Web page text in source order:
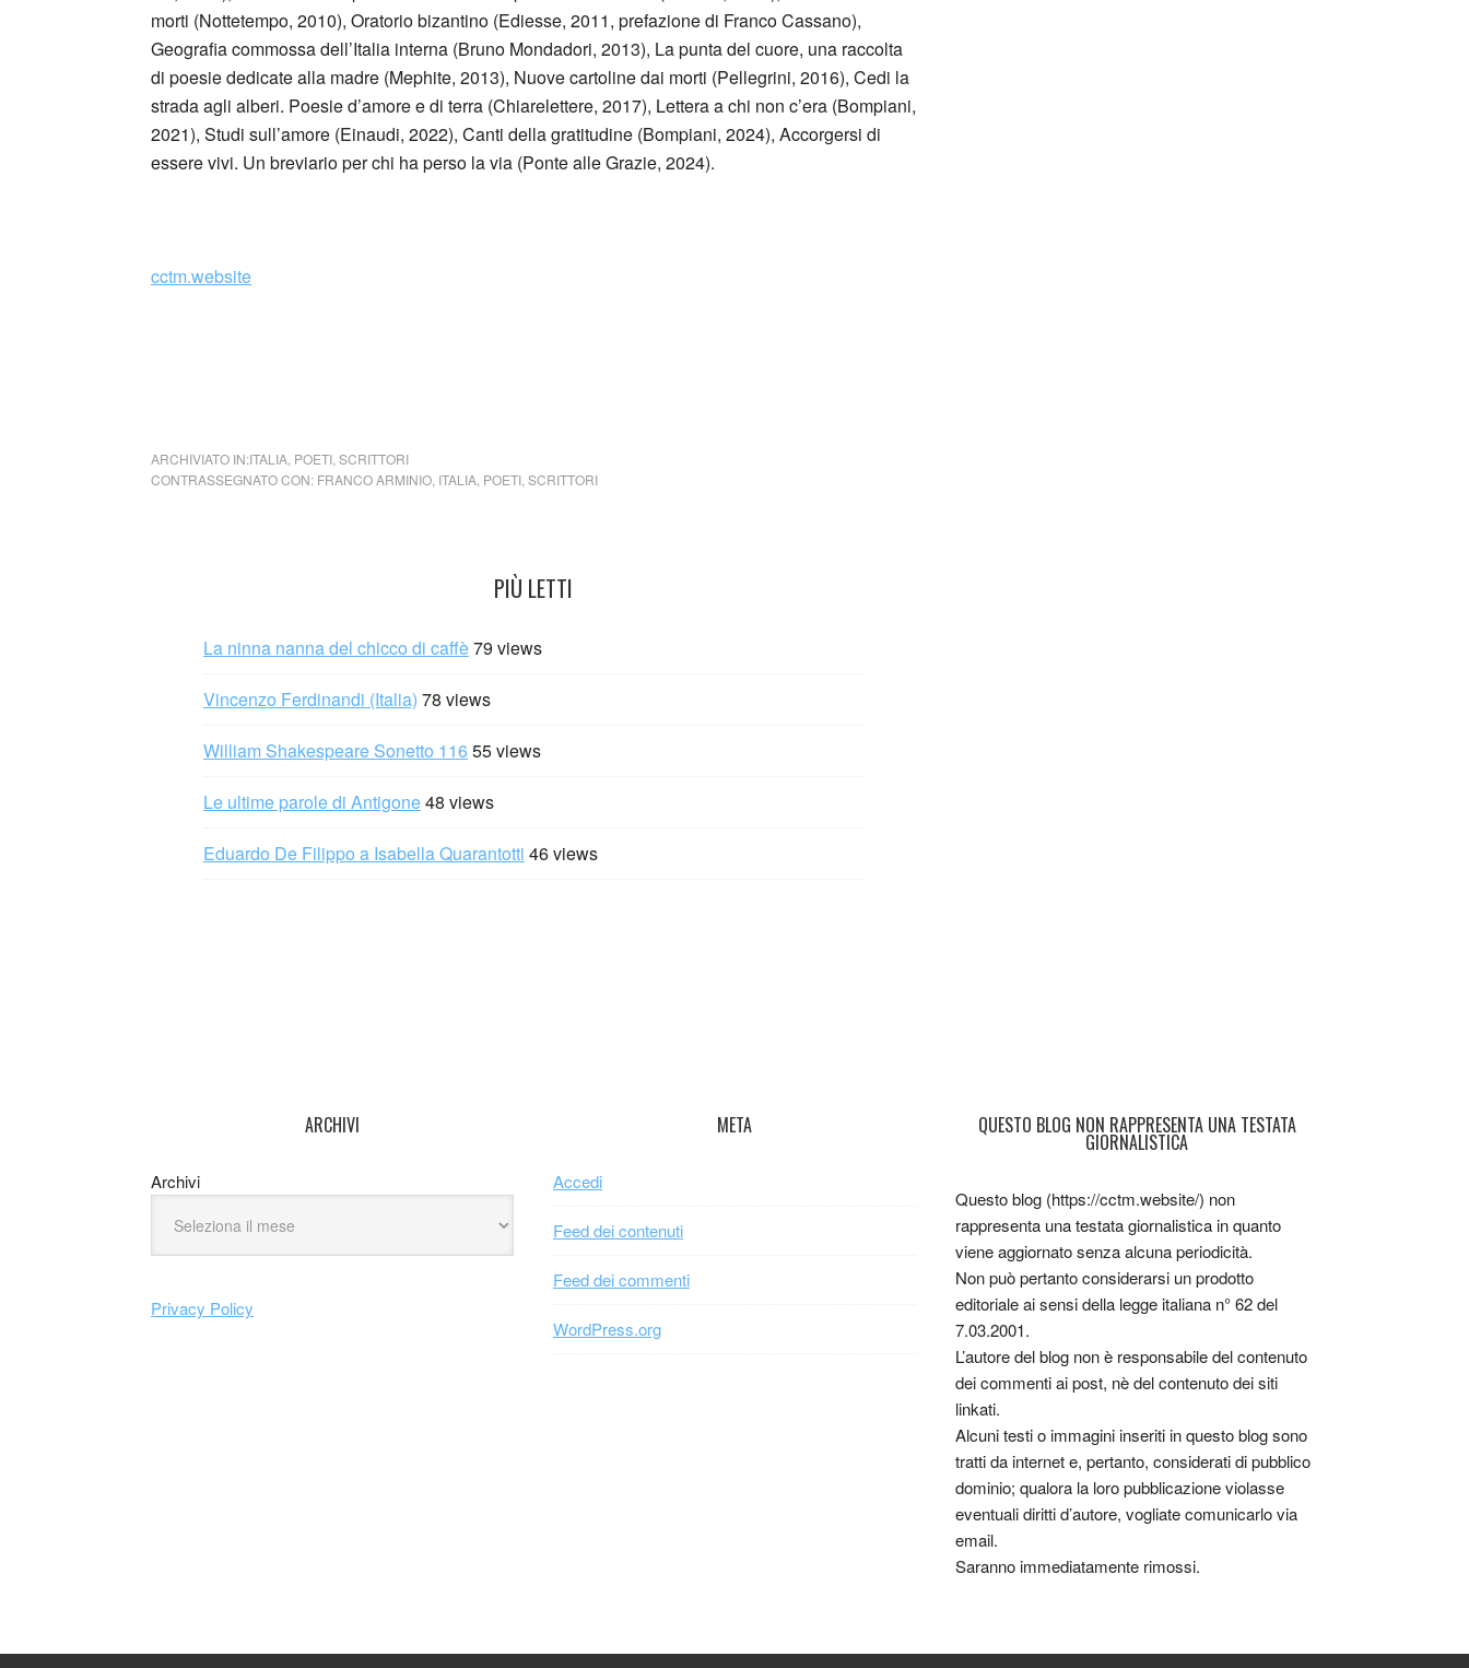
morti (Nottetempo, 2010), Oratorio bizantino (Ediesse, 2011, prefazione di Franco Cassano),
Geografia commossa dell’Italia interna (Bruno Mondadori, 2013), La punta del cuore, una raccolta
di poesie dedicate alla madre (Mephite, 2013), Nuove cartoline dai morti (Pellegrini, 2016), Cedi la
strada agli alberi. Poesie d’amore e di terra (Chiarelettere, 2017), Lettera a chi non c’era (Bompiani,
2021), Studi sull’amore (Einaudi, 2022), Canti della gratitudine (Bompiani, 2024), Accorgersi di
essere vivi. Un breviario per chi ha perso la via (Ponte alle Grazie, 2024).
cctm.website
ARCHIVIATO IN:ITALIA POETI SCRITTORI
CONTRASSEGNATO CON: FRANCO ARMINIO ITALIA POETI SCRITTORI
PIÙ LETTI
La ninna nanna del chicco di caffè79 views
Vincenzo Ferdinandi (Italia) 78 views
William Shakespeare Sonetto 11655 views
Le ultime parole di Antigone48 views
Eduardo De Filippo a Isabella Quarantotti 46 views
ARCHIVI
Archivi
Privacy Policy
META
Accedi
Feed dei contenuti
Feed dei commenti
WordPress.org
QUESTO BLOG NON RAPPRESENTA UNA TESTATA
GIORNALISTICA
Questo blog (https://cctm.website/) non
rappresenta una testata giornalistica in quanto
viene aggiornato senza alcuna periodicità.
Non può pertanto considerarsi un prodotto
editoriale ai sensi della legge italiana n° 62 del
7.03.2001.
L’autore del blog non è responsabile del contenuto
dei commenti ai post, nè del contenuto dei siti
linkati.
Alcuni testi o immagini inseriti in questo blog sono
tratti da internet e, pertanto, considerati di pubblico
dominio; qualora la loro pubblicazione violasse
eventuali diritti d’autore, vogliate comunicarlo via
email.
Saranno immediatamente rimossi.